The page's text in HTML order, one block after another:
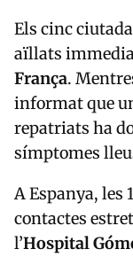
Els cinc
aïllats
França.
informat que
repatriats ha
símptomes
A Espanya, les
contactes
l’Hospital